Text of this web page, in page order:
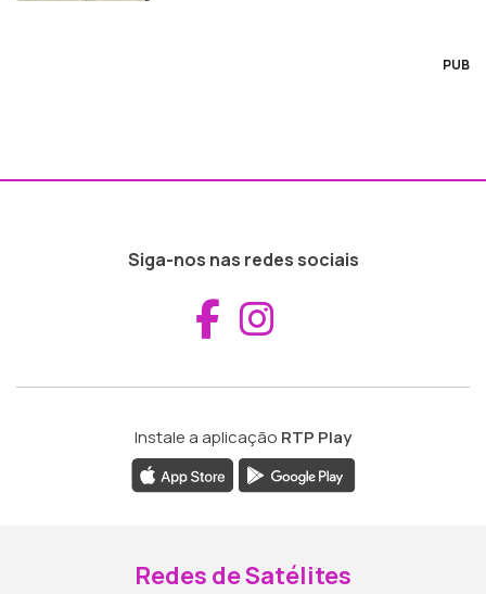
PUB
Siga-nos nas redes sociais
Aceder ao
Instale a aplicação RTP Play
Redes de Satélites